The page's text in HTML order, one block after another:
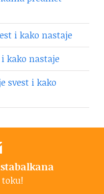
i kako nastaje
i kako nastaje
svest i kako